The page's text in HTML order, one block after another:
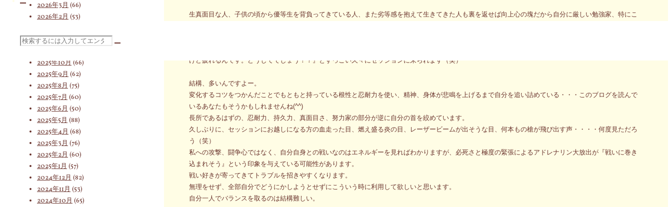
検
生真面目な人、子供の頃から優等生を背負ってきている人、また劣等感を抱えて生きてきた人も裏を返せば向上心の塊だから自分に厳しい勉強家、特にこ
けど疲れるんです。どうしてでしょう！？』とすっごい久々にセッションに来られます（笑）
結構、多いんですよー。
変化するコツをつかんだことでもともと持っている根性と忍耐力を使い、精神、身体が悲鳴を上げるまで自分を追い詰めている・・・このブログを読んで
いるあなたもそうかもしれませんね(^^)
長所であるはずの、忍耐力、持久力、真面目さ、努力家の部分が逆に自分の首を絞めています。
久しぶりに、セッションにお越しになる方の血走った目、燃え盛る炎の目、レーザービームが出そうな目、何本もの槍が飛び出す声・・・・何度見ただろ
う（笑）
私への攻撃、闘争心ではなく、自分自身との戦いなのはエネルギーを見ればわかりますが、必死さと極度の緊張によるアドレナリン大放出が『戦いに巻き
込まれそう』という印象を与えている可能性があります。
戦い好きが寄ってきてトラブルを招きやすくなります。
無理をせず、全部自分でどうにかしようとせずにこういう時に利用して欲しいと思います。
自分一人でバランスを取るのは結構難しい。
2026年3月 (66)
2026年2月 (53)
2025年12月(60)
2025年10月 (66)
2025年9月 (62)
2025年8月 (75)
2025年7月 (60)
2025年6月 (50)
2025年5月 (88)
2025年4月 (68)
2025年3月 (76)
2025年2月 (60)
2025年1月 (57)
2024年12月 (82)
2024年11月 (53)
2024年10月 (65)